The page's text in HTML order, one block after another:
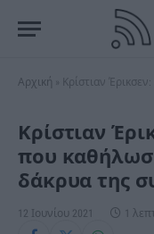
Αρχική Κρίστιαν Έρικσεν: Οι
Κρίστιαν
που
δάκρυα της
12 Ιουνίου 2021 1